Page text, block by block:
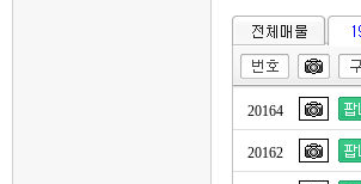
20164
20162